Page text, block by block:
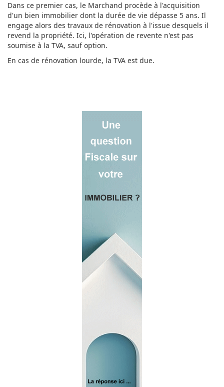
Dans ce premier cas, le Marchand procède à l'acquisition
d'un bien immobilier dont la durée de vie dépasse 5 ans. Il
engage alors des travaux de rénovation à l'issue desquels il
revend la propriété. Ici, l'opération de revente n'est pas
soumise à la TVA, sauf option.
En cas de rénovation lourde, la TVA est due.